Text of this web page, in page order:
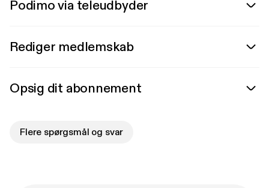
Podimo via teleudbyder
Rediger medlemskab
Opsig dit abonnement
Flere spørgsmål og svar